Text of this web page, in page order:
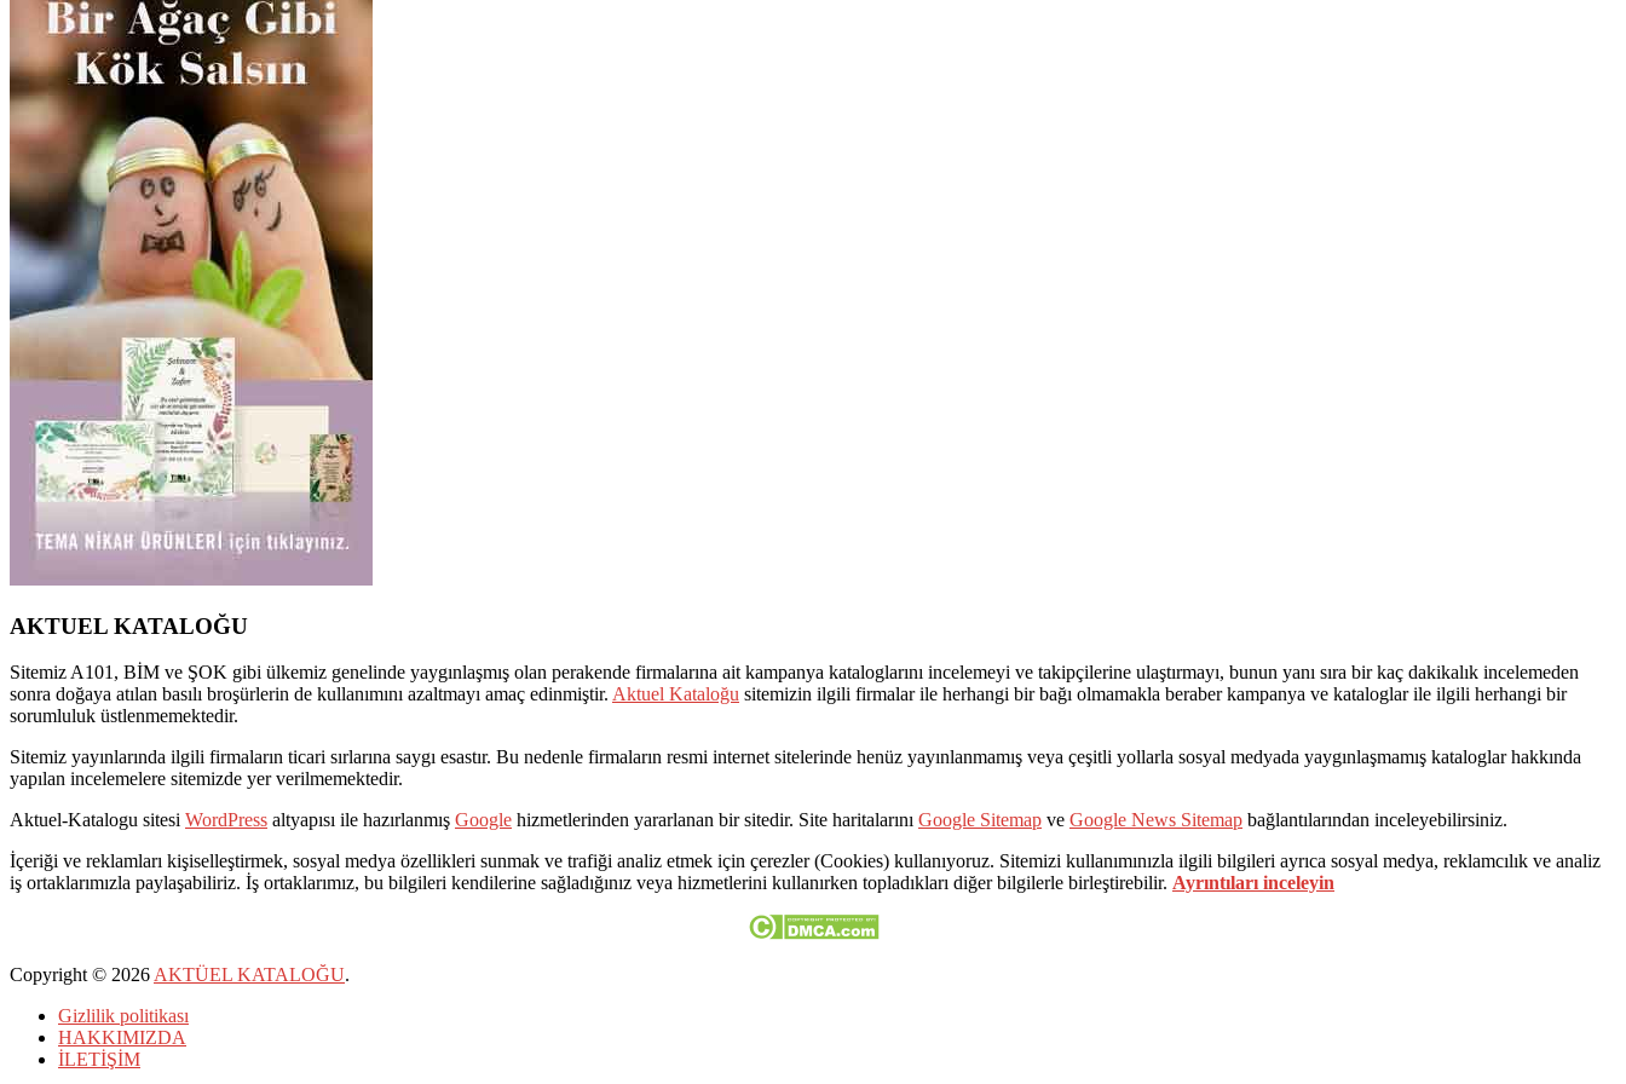
AKTUEL KATALOĞU
Sitemiz A101, BİM ve ŞOK gibi ülkemiz genelinde yaygınlaşmış olan perakende firmalarına ait kampanya kataloglarını incelemeyi ve takipçilerine ulaştırmayı, bunun yanı sıra bir kaç dakikalık incelemeden
sonra doğaya atılan basılı broşürlerin de kullanımını azaltmayı amaç edinmiştir. Aktuel Kataloğu sitemizin ilgili firmalar ile herhangi bir bağı olmamakla beraber kampanya ve kataloglar ile ilgili herhangi bir
sorumluluk üstlenmemektedir.
Sitemiz yayınlarında ilgili firmaların ticari sırlarına saygı esastır. Bu nedenle firmaların resmi internet sitelerinde henüz yayınlanmamış veya çeşitli yollarla sosyal medyada yaygınlaşmamış kataloglar hakkında
yapılan incelemelere sitemizde yer verilmemektedir.
Aktuel-Katalogu sitesi WordPress altyapısı ile hazırlanmış Google hizmetlerinden yararlanan bir sitedir. Site haritalarını Google Sitemap ve Google News Sitemap bağlantılarından inceleyebilirsiniz.
İçeriği ve reklamları kişiselleştirmek, sosyal medya özellikleri sunmak ve trafiği analiz etmek için çerezler (Cookies) kullanıyoruz. Sitemizi kullanımınızla ilgili bilgileri ayrıca sosyal medya, reklamcılık ve analiz
iş ortaklarımızla paylaşabiliriz. İş ortaklarımız, bu bilgileri kendilerine sağladığınız veya hizmetlerini kullanırken topladıkları diğer bilgilerle birleştirebilir. Ayrıntıları inceleyin
Copyright © 2026AKTÜEL KATALOĞU.
Gizlilik politikası
HAKKIMIZDA
İLETİŞİM